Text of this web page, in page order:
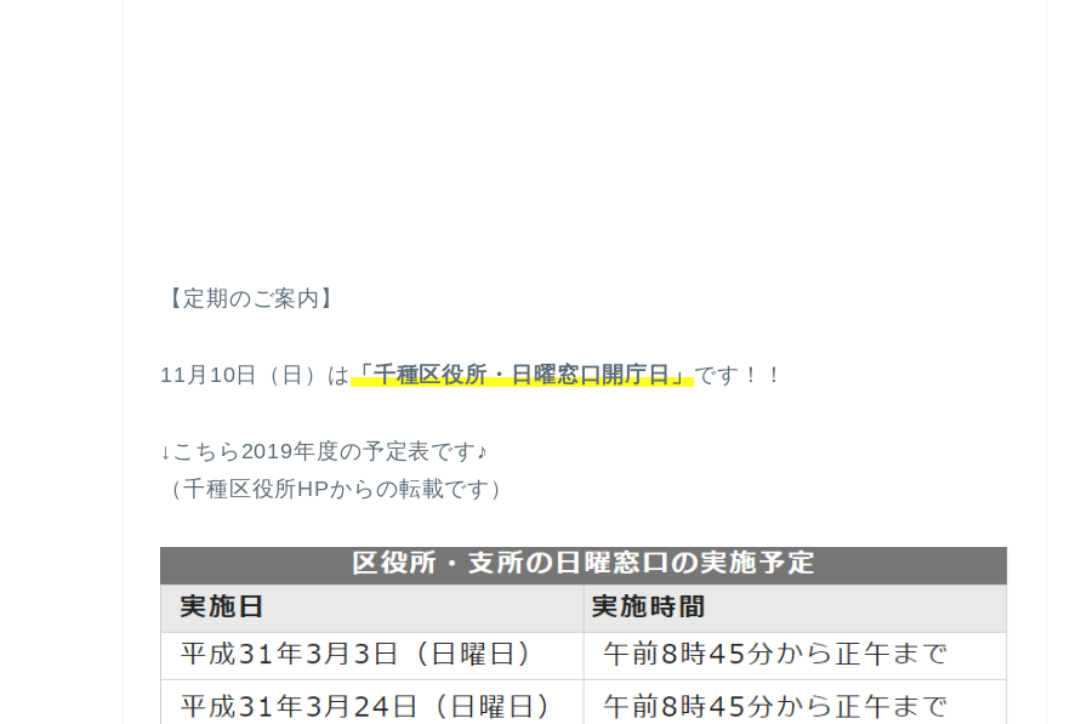
【定期のご案内】
11月10日（日）は「千種区役所・日曜窓口開庁日」です！！
↓こちら2019年度の予定表です♪
（千種区役所HPからの転載です）